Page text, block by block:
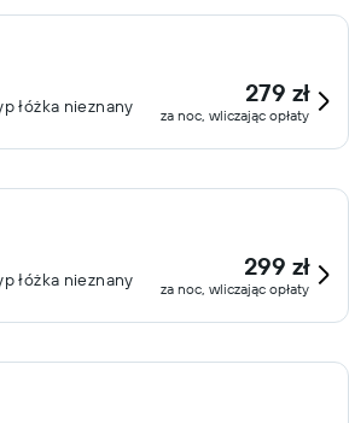
łóżka nieznany 279 zł
za noc, wliczając opłaty
łóżka nieznany 299 zł
za noc, wliczając opłaty